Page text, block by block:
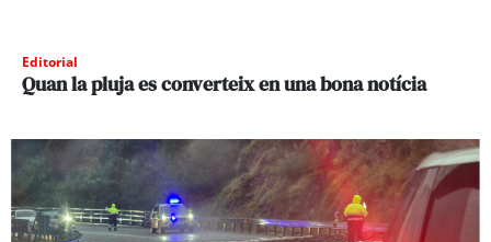
Editorial
Quan la pluja es converteix en una bona notícia